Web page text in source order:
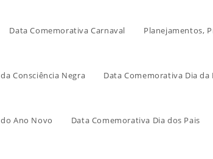
Data Comemorativa Carnaval Planejamentos,
Consciência Negra Data Comemorativa Dia da
Ano Novo Data Comemorativa Dia dos Pais